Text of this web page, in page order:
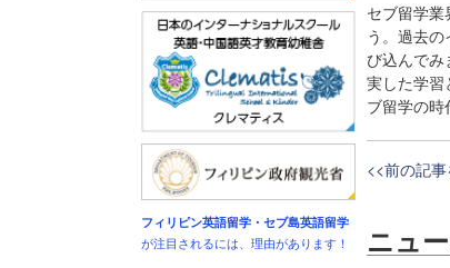
フィリピン英語留学・セブ島英語留学
が注目されるには、理由があります！
セブ留学
う。過去
び込んでみ
実した学習
ブ留学の時
<<前の記
ニュ